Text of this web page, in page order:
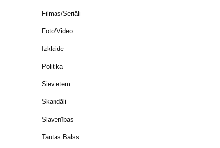
Filmas/Seriāli
Foto/Video
Izklaide
Politika
Sievietēm
Skandāli
Slavenības
Tautas Balss